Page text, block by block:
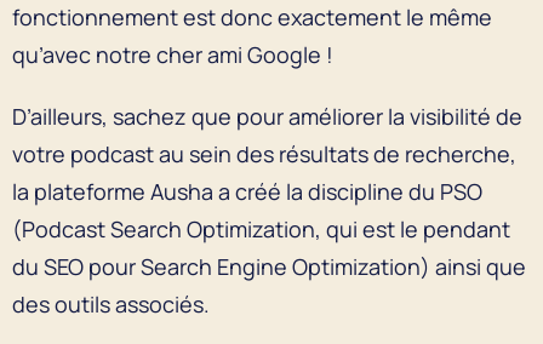
fonctionnement est donc exactement le même
qu’avec notre cher ami Google !
D’ailleurs, sachez que pour améliorer la visibilité de
votre podcast au sein des résultats de recherche,
la plateforme Ausha a créé la discipline du PSO
(Podcast Search Optimization, qui est le pendant
du SEO pour Search Engine Optimization) ainsi que
des outils associés.